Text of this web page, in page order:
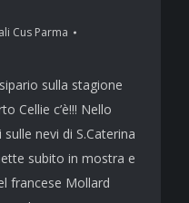
Cus Parma
sulla stagione
Cellie c’è!!! Nello
nevi di S.Caterina
subito in mostra e
francese Mollard